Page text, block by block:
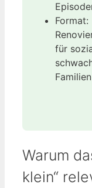
Format:
für
Familien
Warum
klein“